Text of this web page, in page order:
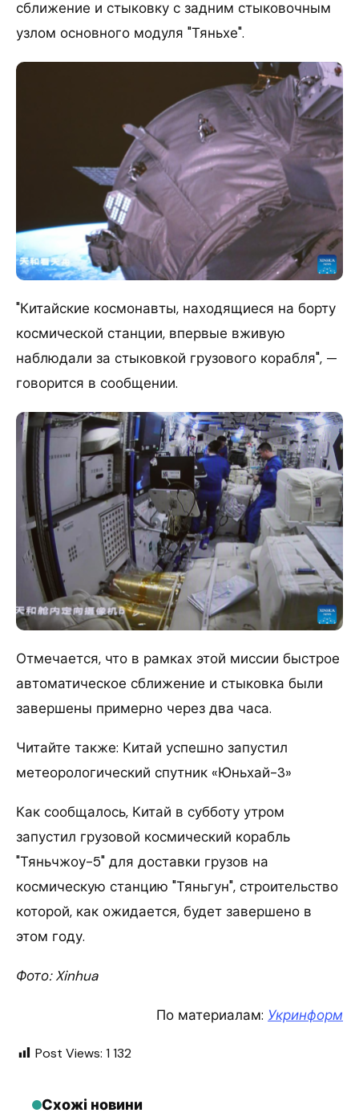
сближение и стыковку с задним стыковочным
узлом основного модуля "Тяньхе".
"Китайские космонавты, находящиеся на борту
космической станции, впервые вживую
наблюдали за стыковкой грузового корабля", —
говорится в сообщении.
Отмечается, что в рамках этой миссии быстрое
автоматическое сближение и стыковка были
завершены примерно через два часа.
Читайте также: Китай успешно запустил
метеорологический спутник «Юньхай-3»
Как сообщалось, Китай в субботу утром
запустил грузовой космический корабль
"Тяньчжоу-5" для доставки грузов на
космическую станцию "Тяньгун", строительство
которой, как ожидается, будет завершено в
этом году.
Фото: Xinhua
По материалам: Укринформ
Post Views: 1 132
Схожі новини